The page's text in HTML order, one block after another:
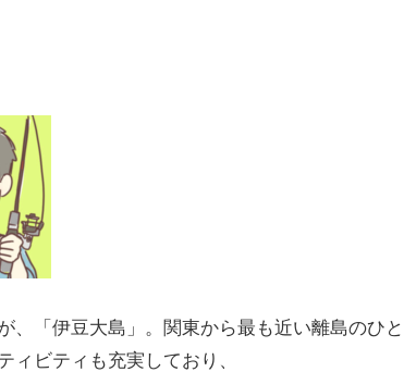
、「伊豆大島」。関東から最も近い離島のひと
ビティも充実しており、